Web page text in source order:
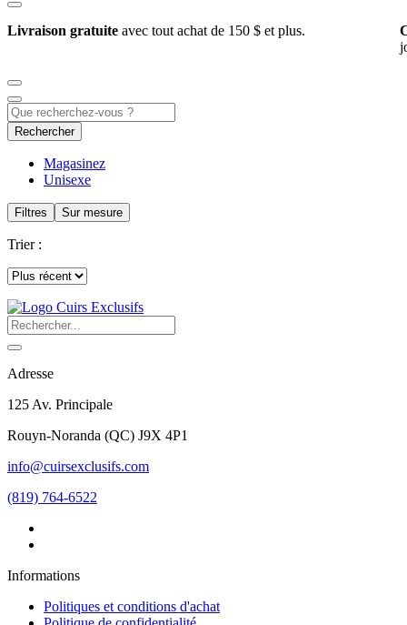
Livraison gratuite avec tout achat de 150 $ et plus.
Rechercher
Magasinez
Unisexe
Filtres Sur mesure
Trier :
Adresse
125 Av. Principale
Rouyn-Noranda (QC) J9X 4P1
info@cuirsexclusifs.com
(819) 764-6522
Informations
Politiques et conditions d'achat